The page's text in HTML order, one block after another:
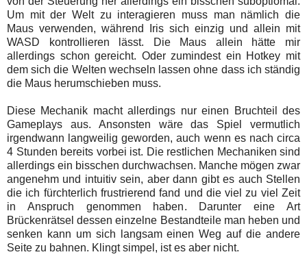
Um mit der Welt zu interagieren muss man nämlich die
Maus verwenden, während Iris sich einzig und allein mit
WASD kontrollieren lässt. Die Maus allein hätte mir
allerdings schon gereicht. Oder zumindest ein Hotkey mit
dem sich die Welten wechseln lassen ohne dass ich ständig
die Maus herumschieben muss.
Diese Mechanik macht allerdings nur einen Bruchteil des
Gameplays aus. Ansonsten wäre das Spiel vermutlich
irgendwann langweilig geworden, auch wenn es nach circa
4 Stunden bereits vorbei ist. Die restlichen Mechaniken sind
allerdings ein bisschen durchwachsen. Manche mögen zwar
angenehm und intuitiv sein, aber dann gibt es auch Stellen
die ich fürchterlich frustrierend fand und die viel zu viel Zeit
in Anspruch genommen haben. Darunter eine Art
Brückenrätsel dessen einzelne Bestandteile man heben und
senken kann um sich langsam einen Weg auf die andere
Seite zu bahnen. Klingt simpel, ist es aber nicht.